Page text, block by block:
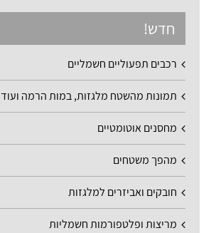
חדש!
רכבים תפעוליים חשמליים
תמונות מהשטח מלגזות, במות הרמה ועוד
מחסנים אוטומטיים
מהפך משטחים
חובקים ואביזרים למלגזות
מריצות ופלטפורמות חשמליות